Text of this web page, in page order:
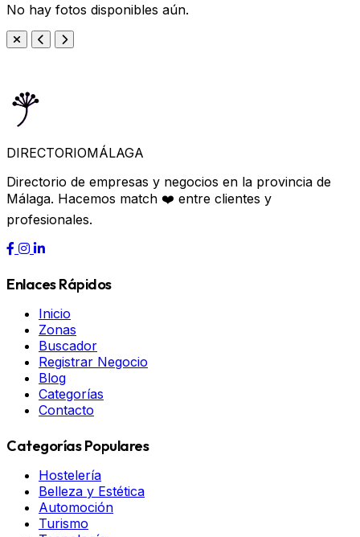
No hay fotos disponibles aún.
DIRECTORIOMÁLAGA
Directorio de empresas y negocios en la provincia de
Málaga. Hacemos match ❤️ entre clientes y
profesionales.
Enlaces Rápidos
Inicio
Zonas
Buscador
Registrar Negocio
Blog
Categorías
Contacto
Categorías Populares
Hostelería
Belleza y Estética
Automoción
Turismo